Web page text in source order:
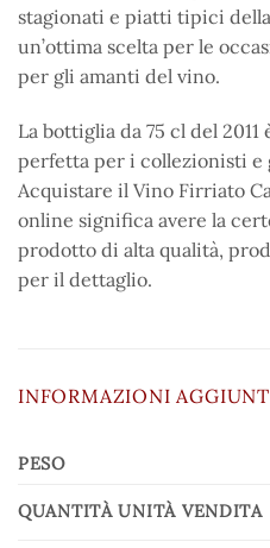
stagionati e piatti tipici
un’ottima scelta per le
per gli amanti del vino.
La bottiglia da 75 cl del
perfetta per i collezionisti e
Acquistare il Vino Firriato
online significa avere la
prodotto di alta qualità,
per il dettaglio.
INFORMAZIONI
PESO
QUANTITÀ UNITÀ VENDITA